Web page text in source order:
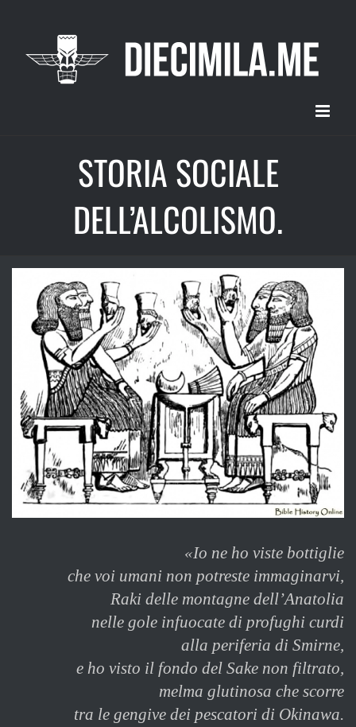
contenuto
STORIA SOCIALE
DELL’ALCOLISMO.
Ingrandisci
immagine
«Io ne ho viste bottiglie
che voi umani non potreste immaginarvi,
Raki delle montagne dell’Anatolia
nelle gole infuocate di profughi curdi
alla periferia di Smirne,
e ho visto il fondo del Sake non filtrato,
melma glutinosa che scorre
tra le gengive dei pescatori di Okinawa.